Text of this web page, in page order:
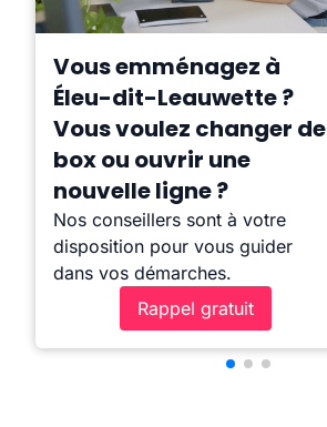
Vous emménagez à
Éleu-dit-Leauwette ?
Vous voulez changer de
box ou ouvrir une
nouvelle ligne ?
Nos conseillers sont à votre
disposition pour vous guider
dans vos démarches.
Rappel gratuit